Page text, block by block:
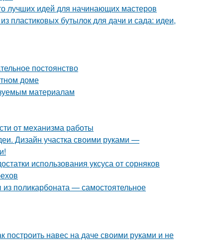
лучших идей для начинающих мастеров
пластиковых бутылок для дачи и сада: идеи,
постоянство
доме
материалам
от механизма работы
Дизайн участка своими руками —
использования уксуса от сорняков
поликарбоната — самостоятельное
построить навес на даче своими руками и не